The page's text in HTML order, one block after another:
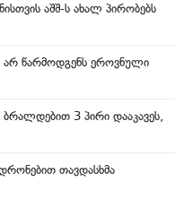
აშშ-ს ახალ პირობებს
არ წარმოდგენს ეროვნული
3 პირი დააკავეს,
თავდასხმა